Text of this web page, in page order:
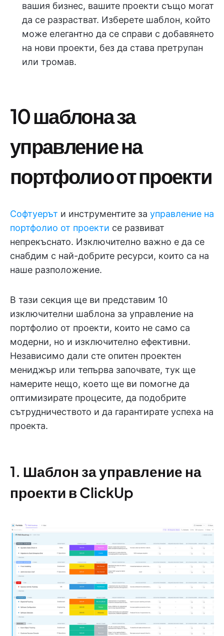
вашия бизнес, вашите проекти също могат
да се разрастват. Изберете шаблон, който
може елегантно да се справи с добавянето
на нови проекти, без да става претрупан
или тромав.
10 шаблона за
управление на
портфолио от проекти
Софтуерът и инструментите за управление на
портфолио от проекти се развиват
непрекъснато. Изключително важно е да се
снабдим с най-добрите ресурси, които са на
наше разположение.
В тази секция ще ви представим 10
изключителни шаблона за управление на
портфолио от проекти, които не само са
модерни, но и изключително ефективни.
Независимо дали сте опитен проектен
мениджър или тепърва започвате, тук ще
намерите нещо, което ще ви помогне да
оптимизирате процесите, да подобрите
сътрудничеството и да гарантирате успеха на
проекта.
1. Шаблон за управление на
проекти в ClickUp